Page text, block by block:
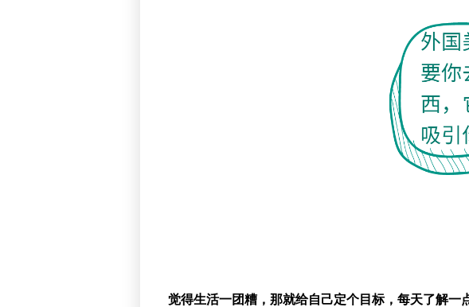
觉得生活一团糟，那就给自己定个目标，每天了解一